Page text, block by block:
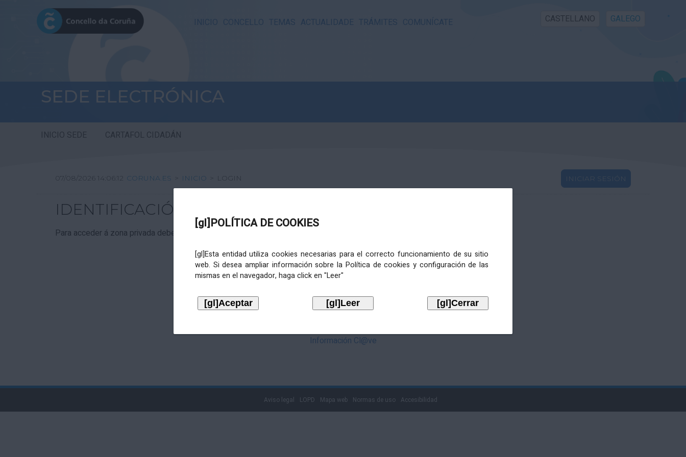
INICIO CONCELLO TEMAS ACTUALIDADE TRÁMITES COMUNÍCATE CASTELLANO GALEGO
SEDE ELECTRÓNICA
INICIO SEDE CARTAFOL CIDADÁN
[gl]POLÍTICA DE COOKIES
[gl]Esta entidad utiliza cookies necesarias para el correcto funcionamiento de su sitio
web. Si desea ampliar información sobre la Política de cookies y configuración de las
mismas en el navegador, haga click en "Leer"
07/08/2026 14:06:12 CORUNA.ES > INICIO > LOGIN INICIAR SESIÓN
IDENTIFICACIÓN
Para acceder á zona privada debe identificarse mediante Cl@ve. Pulse no logotipo
Información Cl@ve
Aviso legal LOPD Mapa web Normas de uso Accesibilidad